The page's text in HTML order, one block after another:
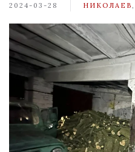
2024-03-28 НИКОЛАЕВ